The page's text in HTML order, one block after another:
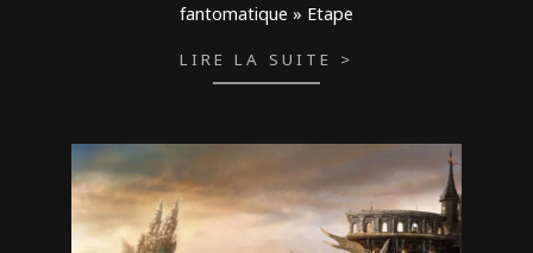
fantomatique » Etape
LIRE LA SUITE >